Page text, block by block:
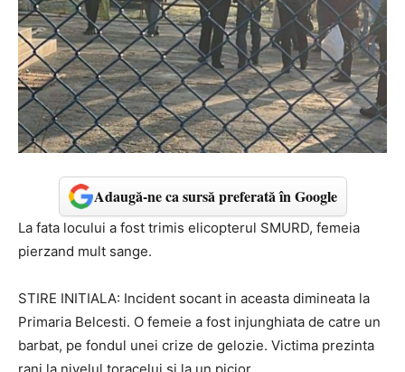
Adaugă-ne ca sursă preferată în Google
La fata locului a fost trimis elicopterul SMURD, femeia
pierzand mult sange.
STIRE INITIALA: Incident socant in aceasta dimineata la
Primaria Belcesti. O femeie a fost injunghiata de catre un
barbat, pe fondul unei crize de gelozie. Victima prezinta
rani la nivelul toracelui si la un picior.